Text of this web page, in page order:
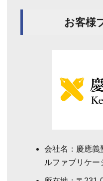
お客様
会社名：慶應義
ルファブリケー